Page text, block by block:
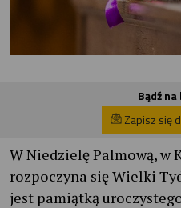
Bądź
Zapisz się
W Niedzielę Palmową,
rozpoczyna się Wielki
jest pamiątką